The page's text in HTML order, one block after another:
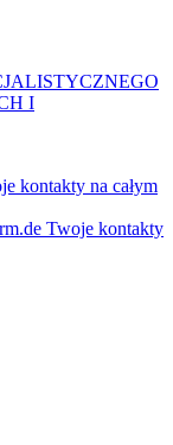
I
kontakty na całym
Twoje kontakty